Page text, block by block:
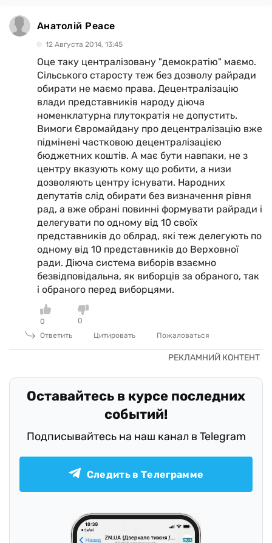
Анатолій Реасе
12 Августа 2014, 13:45
Оце таку централізовану "демократію" маємо.
Сільського старосту теж без дозволу райради
обирати не маємо права. Децентралізацію
влади представників народу діюча
номенклатурна плутократія не допустить.
Вимоги Євромайдану про децентралізацію вже
підмінені частковою децентралізацією
бюджетних коштів. А має бути навпаки, не з
центру вказують кому що робити, а низи
дозволяють центру існувати. Народних
депутатів слід обирати без визначення рівня
рад, а вже обрані повинні формувати райради і
делегувати по одному від 10 своїх
представників до облрад, які теж делегують по
одному від 10 представників до Верховної
ради. Діюча система виборів взаємно
безвідповідальна, як виборців за обраного, так
і обраного перед виборцями.
0
0
Ответить
Цитировать Пожаловаться
Оставайтесь в курсе последних
событий!
Подписывайтесь на наш канал в Telegram
Следить в Телеграмме